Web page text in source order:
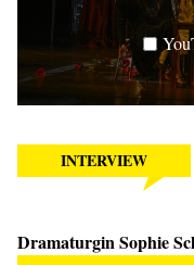
INTERVIEW
Dramaturgin Sophie